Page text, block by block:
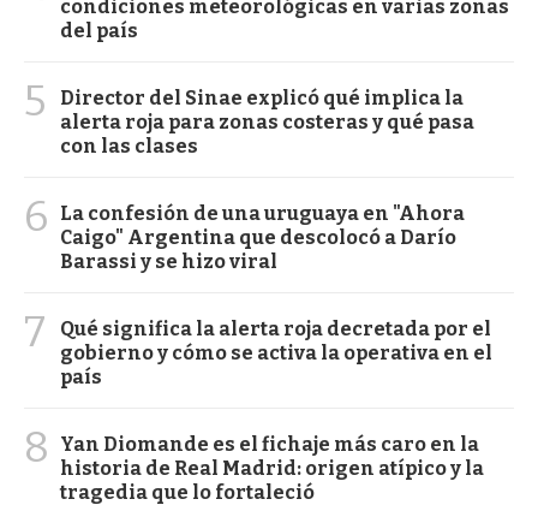
condiciones meteorológicas en varias zonas
del país
5
Director del Sinae explicó qué implica la
alerta roja para zonas costeras y qué pasa
con las clases
6
La confesión de una uruguaya en "Ahora
Caigo" Argentina que descolocó a Darío
Barassi y se hizo viral
7
Qué significa la alerta roja decretada por el
gobierno y cómo se activa la operativa en el
país
8
Yan Diomande es el fichaje más caro en la
historia de Real Madrid: origen atípico y la
tragedia que lo fortaleció